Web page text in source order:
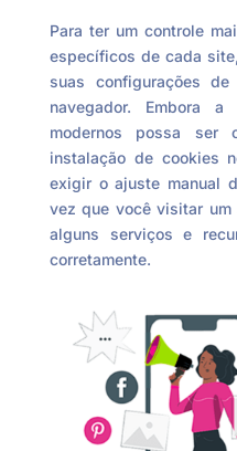
Para ter um controle
específicos de cada
suas configurações
navegador. Embora a
modernos possa ser
instalação de cookies
exigir o ajuste manual
vez que você visitar
alguns serviços e
corretamente.